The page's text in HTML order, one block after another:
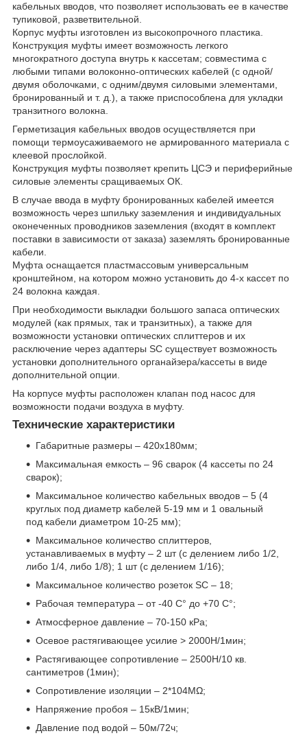
кабельных вводов, что позволяет использовать ее в качестве
тупиковой, разветвительной.
Корпус муфты изготовлен из высокопрочного пластика.
Конструкция муфты имеет возможность легкого
многократного доступа внутрь к кассетам; совместима с
любыми типами волоконно-оптических кабелей (с одной/
двумя оболочками, с одним/двумя силовыми элементами,
бронированный и т. д.), а также приспособлена для укладки
транзитного волокна.
Герметизация кабельных вводов осуществляется при
помощи термоусаживаемого не армированного материала с
клеевой прослойкой.
Конструкция муфты позволяет крепить ЦСЭ и периферийные
силовые элементы сращиваемых ОК.
В случае ввода в муфту бронированных кабелей имеется
возможность через шпильку заземления и индивидуальных
оконеченных проводников заземления (входят в комплект
поставки в зависимости от заказа) заземлять бронированные
кабели.
Муфта оснащается пластмассовым универсальным
кронштейном, на котором можно установить до 4-х кассет по
24 волокна каждая.
При необходимости выкладки большого запаса оптических
модулей (как прямых, так и транзитных), а также для
возможности установки оптических сплиттеров и их
расключение через адаптеры SC существует возможность
установки дополнительного органайзера/кассеты в виде
дополнительной опции.
На корпусе муфты расположен клапан под насос для
возможности подачи воздуха в муфту.
Технические характеристики
Габаритные размеры – 420х180мм;
Максимальная емкость – 96 сварок (4 кассеты по 24
сварок);
Максимальное количество кабельных вводов – 5 (4
круглых под диаметр кабелей 5-19 мм и 1 овальный
под кабели диаметром 10-25 мм);
Максимальное количество сплиттеров,
устанавливаемых в муфту – 2 шт (с делением либо 1/2,
либо 1/4, либо 1/8); 1 шт (с делением 1/16);
Максимальное количество розеток SC – 18;
Рабочая температура – от -40 С° до +70 С°;
Атмосферное давление – 70-150 кРa;
Осевое растягивающее усилие > 2000Н/1мин;
Растягивающее сопротивление – 2500Н/10 кв.
сантиметров (1мин);
Сопротивление изоляции – 2*104MΩ;
Напряжение пробоя – 15кВ/1мин;
Давление под водой – 50м/72ч;